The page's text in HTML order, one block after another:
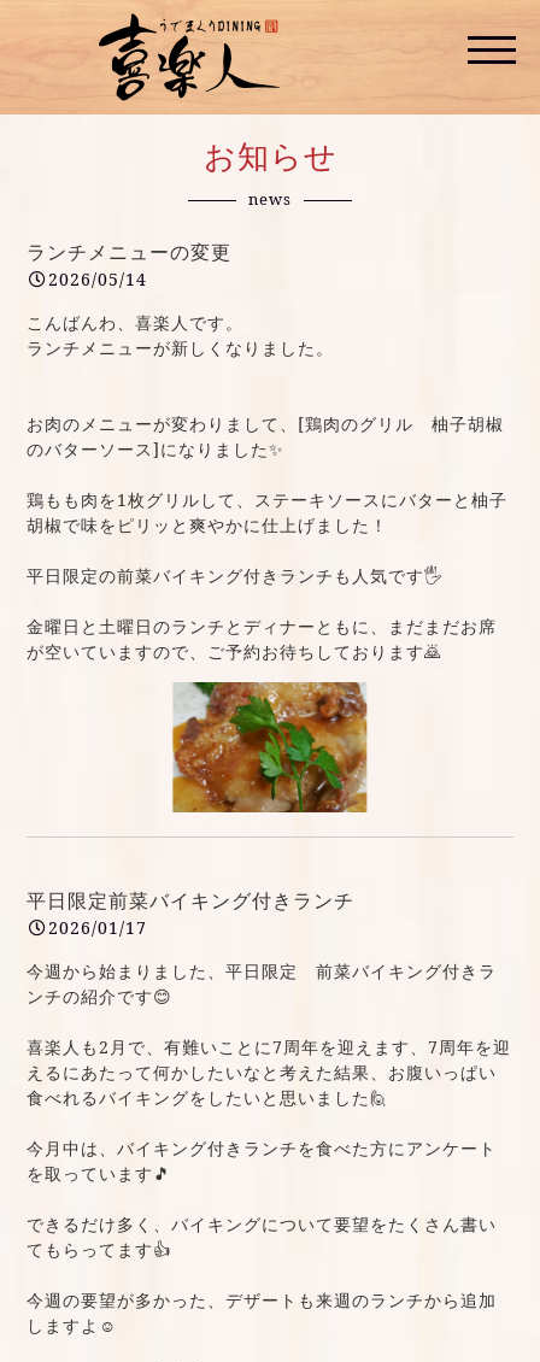
お知らせ
news
ランチメニューの変更
2026/05/14
こんばんわ、喜楽人です。
ランチメニューが新しくなりました。
お肉のメニューが変わりまして、[鶏肉のグリル 柚子胡椒
のバターソース]になりました✨
鶏もも肉を1枚グリルして、ステーキソースにバターと柚子
胡椒で味をピリッと爽やかに仕上げました！
平日限定の前菜バイキング付きランチも人気です🖐️
金曜日と土曜日のランチとディナーともに、まだまだお席
が空いていますので、ご予約お待ちしております🙇
平日限定前菜バイキング付きランチ
2026/01/17
今週から始まりました、平日限定 前菜バイキング付きラ
ンチの紹介です😊
喜楽人も2月で、有難いことに7周年を迎えます、7周年を迎
えるにあたって何かしたいなと考えた結果、お腹いっぱい
食べれるバイキングをしたいと思いました🙋
今月中は、バイキング付きランチを食べた方にアンケート
を取っています🎵
できるだけ多く、バイキングについて要望をたくさん書い
てもらってます👍
今週の要望が多かった、デザートも来週のランチから追加
しますよ☺️